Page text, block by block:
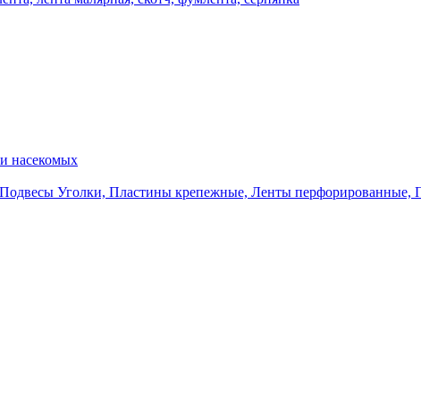
насекомых
Уголки, Пластины крепежные, Ленты перфорированные,